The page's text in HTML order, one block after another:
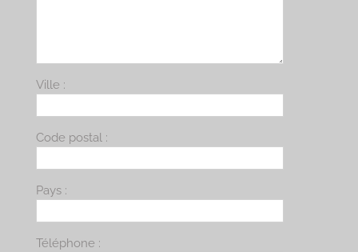
Ville :
Code postal :
Pays :
Téléphone :